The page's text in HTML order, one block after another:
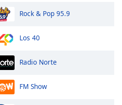
Rock & Pop 95.9
Los 40
Radio Norte
FM Show